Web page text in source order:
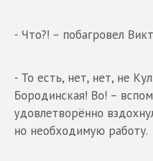
- Что?! – побагровел
- То есть, нет, нет, не
Бородинская! Во! –
удовлетворённо
но необходимую работу.